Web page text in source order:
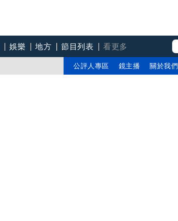
娛樂 地方 節目列表
看更多
公評人專區 鏡主播 關於我們